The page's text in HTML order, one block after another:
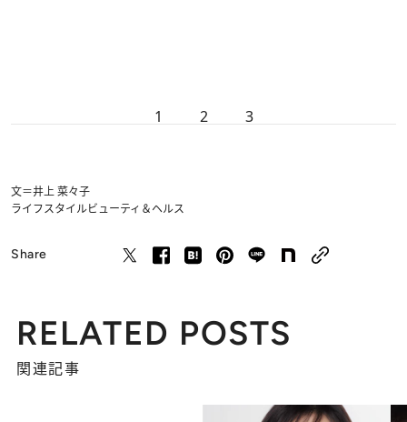
1 2 3
文＝井上 菜々子
ライフスタイルビューティ＆ヘルス
Share
RELATED POSTS
関連記事